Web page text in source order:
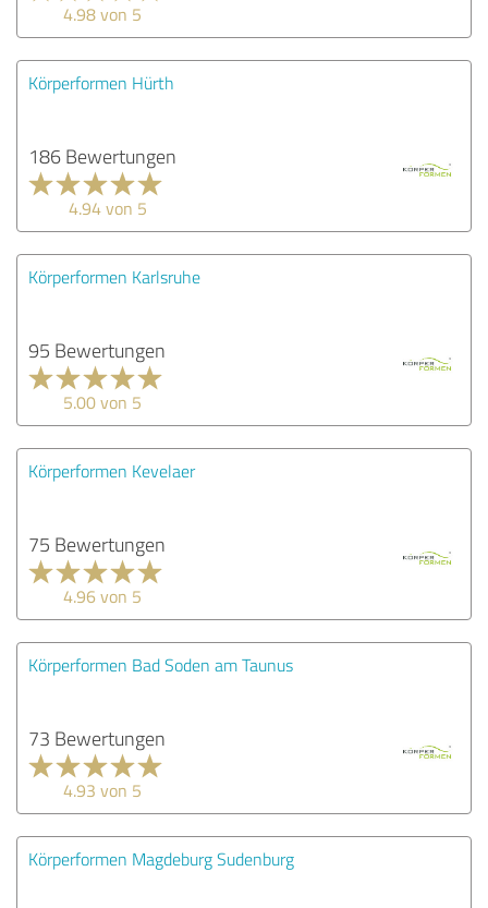
4.98 von 5
Körperformen Hürth
186 Bewertungen
4.94 von 5
Körperformen Karlsruhe
95 Bewertungen
5.00 von 5
Körperformen Kevelaer
75 Bewertungen
4.96 von 5
Körperformen Bad Soden am Taunus
73 Bewertungen
4.93 von 5
Körperformen Magdeburg Sudenburg